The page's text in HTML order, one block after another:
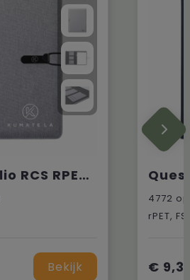
Quest Portfolio RCS RPET A4 documentenmap
Bekijk
4772
rPET,
€